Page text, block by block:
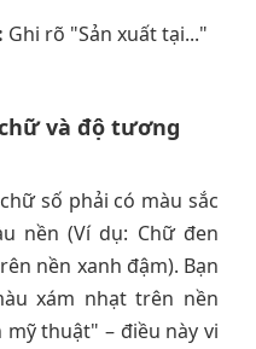
Ghi rõ "Sản xuất tại..."
và độ tương
số phải có màu sắc
nền (Ví dụ: Chữ đen
nền xanh đậm). Bạn
xám nhạt trên nền
thuật" – điều này vi